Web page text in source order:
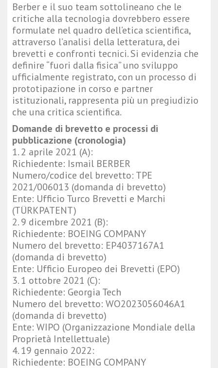
Berber e il suo team sottolineano che le
critiche alla tecnologia dovrebbero essere
formulate nel quadro dell’etica scientifica,
attraverso l’analisi della letteratura, dei
brevetti e confronti tecnici. Si evidenzia che
definire “fuori dalla fisica” uno sviluppo
ufficialmente registrato, con un processo di
prototipazione in corso e partner
istituzionali, rappresenta più un pregiudizio
che una critica scientifica.
Domande di brevetto e processi di
pubblicazione (cronologia)
1. 2 aprile 2021 (A):
Richiedente: Ismail BERBER
Numero/codice del brevetto: TPE
2021/006013 (domanda di brevetto)
Ente: Ufficio Turco Brevetti e Marchi
(TÜRKPATENT)
2. 9 dicembre 2021 (B):
Richiedente: BOEING COMPANY
Numero del brevetto: EP4037167A1
(domanda di brevetto)
Ente: Ufficio Europeo dei Brevetti (EPO)
3. 1 ottobre 2021 (C):
Richiedente: Georgia Tech
Numero del brevetto: WO2023056046A1
(domanda di brevetto)
Ente: WIPO (Organizzazione Mondiale della
Proprietà Intellettuale)
4. 19 gennaio 2022:
Richiedente: BOEING COMPANY